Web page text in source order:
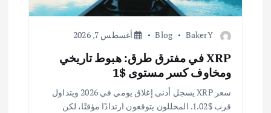
BakerY
Blog أغسطس 7, 2026
XRP في مفترق طرق: هبوط تاريخي
ومخاوف كسر مستوى $1
سعر XRP يسجل أدنى إغلاق يومي في 2026 ويتداول
قرب $1.02. المحللون يتوقعون ارتدادًا مؤقتًا، لكن